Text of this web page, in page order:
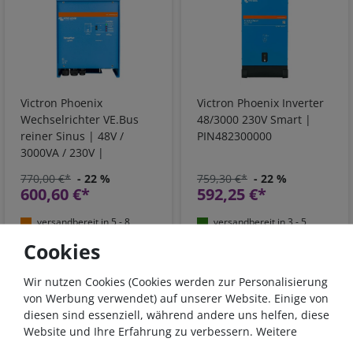
Victron Phoenix
Wechselrichter VE.Bus
reiner Sinus | 48V /
3000VA / 230V |
770,00 €* - 22 %
600,60 €*
versandbereit in 5 - 8
*inkl. 19% MwSt.zzgl.
Victron Phoenix Inverter
48/3000 230V Smart |
PIN482300000
759,30 €* - 22 %
592,25 €*
versandbereit in 3 - 5
- 22 % - 22 %
Cookies
Wir nutzen Cookies (Cookies werden zur Personalisierung
von Werbung verwendet) auf unserer Website. Einige von
diesen sind essenziell, während andere uns helfen, diese
Website und Ihre Erfahrung zu verbessern. Weitere